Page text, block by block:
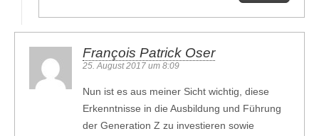
François Patrick Oser
25. August 2017 um 8:09
Nun ist es aus meiner Sicht wichtig, diese
Erkenntnisse in die Ausbildung und Führung
der Generation Z zu investieren sowie